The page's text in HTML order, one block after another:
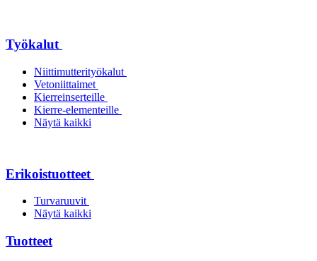
Työkalut
Niittimutterityökalut
Vetoniittaimet
Kierreinserteille
Kierre-elementeille
Näytä kaikki
Erikoistuotteet
Turvaruuvit
Näytä kaikki
Tuotteet